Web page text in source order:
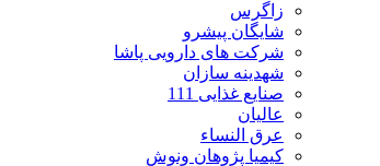
زاگرس
شایگان پیشرو
شرکت های دارویی پاشا
شهدینه سازان
صنایع غذایی 111
عالیان
عرق النساء
کیمیا پژوهان ونوش